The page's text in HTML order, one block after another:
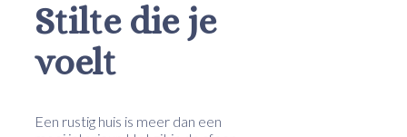
Stilte die je
voelt
Een rustig huis is meer dan een